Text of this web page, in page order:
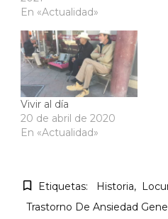
En «Actualidad»
Vivir al día
20 de abril de 2020
En «Actualidad»
Etiquetas: Historia
Trastorno De Ansiedad